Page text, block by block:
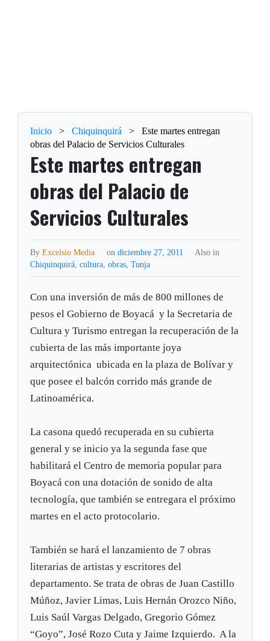
Inicio > Chiquinquirá >
Este martes entregan
obras del Palacio de Servicios Culturales
Este martes entregan
obras del Palacio de
Servicios Culturales
ByExcelsio Media on diciembre 27, 2011
Also in
Chiquinquirá,cultura,obras,Tunja
Con una inversión de más de 800 millones de
pesos el Gobierno de Boyacá y la Secretaria de
Cultura y Turismo entregan la recuperación de la
cubierta de las más importante joya
arquitectónica ubicada en la plaza de Bolívar y
que posee el balcón corrido más grande de
Latinoamérica.
La casona quedó recuperada en su cubierta
general y se inicio ya la segunda fase que
habilitará el Centro de memoria popular para
Boyacá con una dotación de sonido de alta
tecnología, que también se entregara el próximo
martes en el acto protocolario.
También se hará el lanzamiento de 7 obras
literarias de artistas y escritores del
departamento. Se trata de obras de Juan Castillo
Múñoz, Javier Limas, Luis Hernán Orozco Niño,
Luis Saúl Vargas Delgado, Gregorio Gómez
“Goyo”, José Rozo Cuta y Jaime Izquierdo. A la